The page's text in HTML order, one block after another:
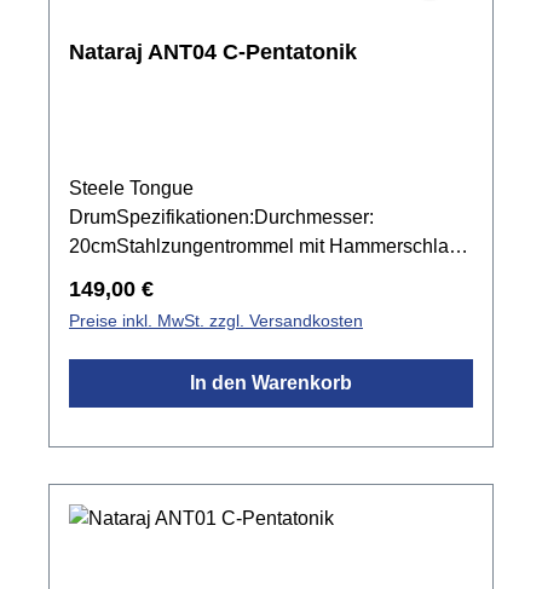
Nataraj ANT04 C-Pentatonik
Steele Tongue
DrumSpezifikationen:Durchmesser:
20cmStahlzungentrommel mit Hammerschlag
SchlägelC Dur Pentatonik, 440 Hz: C, D, E, G,
A, C, D, Ein Indien ist diese Stimmung als
Raga Bhopali bekanntfroher, glockenartiger
KlangBeliebte, sonnige Stimmung, die Freude
SchlägelnMade in IndienFarbe: orange
Regulärer Preis:
149,00 €
Preise inkl. MwSt. zzgl. Versandkosten
In den Warenkorb